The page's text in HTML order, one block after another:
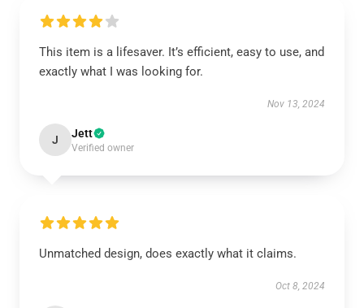
This item is a lifesaver. It’s efficient, easy to use, and
exactly what I was looking for.
Nov 13, 2024
J Jett
Verified owner
Unmatched design, does exactly what it claims.
Oct 8, 2024